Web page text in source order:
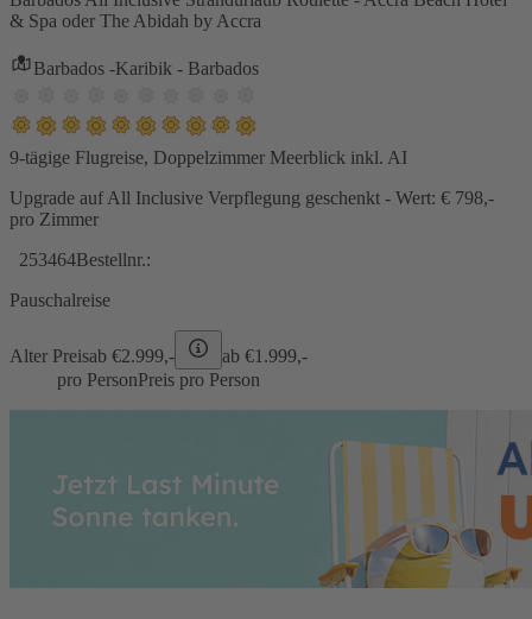
& Spa oder The Abidah by Accra
Barbados -Karibik - Barbados
9-tägige Flugreise, Doppelzimmer Meerblick inkl. AI
Upgrade auf All Inclusive Verpflegung geschenkt - Wert: € 798,-
pro Zimmer
253464Bestellnr.:
Pauschalreise
Alter Preisab €2.999,- ab €1.999,-
pro PersonPreis pro Person